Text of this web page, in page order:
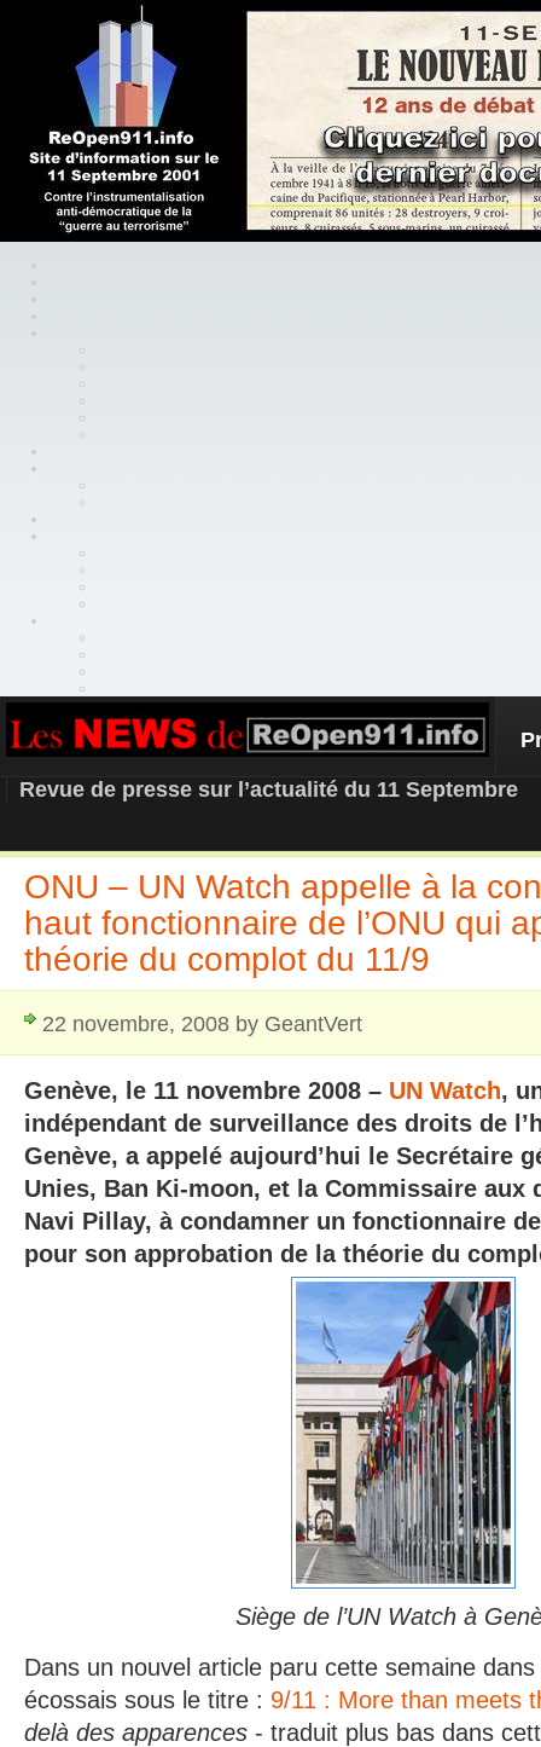
REOPEN911 – NEWS
Revue de presse sur l’actualité du 11 Septembre
ONU – UN Watch appelle à la
haut fonctionnaire de l’ONU qui
théorie du complot du 11/9
22 novembre, 2008 by GeantVert
Genève, le 11 novembre 2008 – UN Watch,
indépendant de surveillance des droits de
Genève, a appelé aujourd’hui le Secrétaire
Unies, Ban Ki-moon, et la Commissaire aux
Navi Pillay, à condamner un fonctionnaire
pour son approbation de la théorie du
Siège de l’UN Watch à
Dans un nouvel article paru cette semaine
écossais sous le titre : 9/11 : More than meets
delà des apparences - traduit plus bas dans